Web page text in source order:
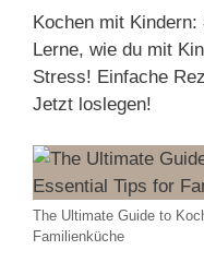
Kochen mit
Lerne, wie du mit
Stress! Einfache
Jetzt loslegen!
The Ultimate Guide to
Familienküche